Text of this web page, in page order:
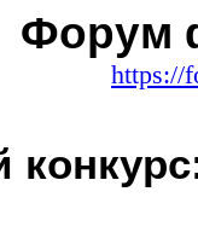
Форум
https://